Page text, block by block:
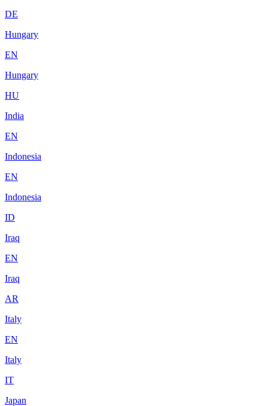
DE
Hungary
EN
Hungary
HU
India
EN
Indonesia
EN
Indonesia
ID
Iraq
EN
Iraq
AR
Italy
EN
Italy
IT
Japan